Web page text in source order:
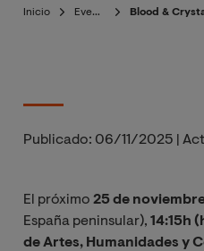
Inicio Eventos Blood &
Publicado: 06/11/2025
El próximo 25 de
España peninsular), 14:15h
de Artes, Humanidades y